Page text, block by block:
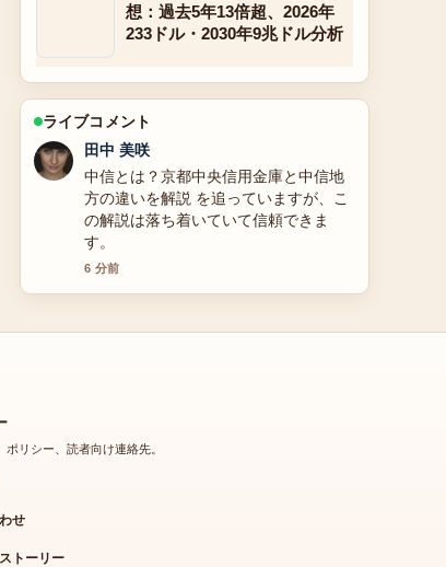
想：過去5年13倍超、2026年
233ドル・2030年9兆ドル分析
ライブコメント
中村 悠斗
「ねる」の漢字（寝る・弄る）の読み
方と意味、長濱ねるのプロフィール・
現在の活動、Vtuberネルを徹底解説 の
背景説明が助かります。ライブ更新を
続けてください。